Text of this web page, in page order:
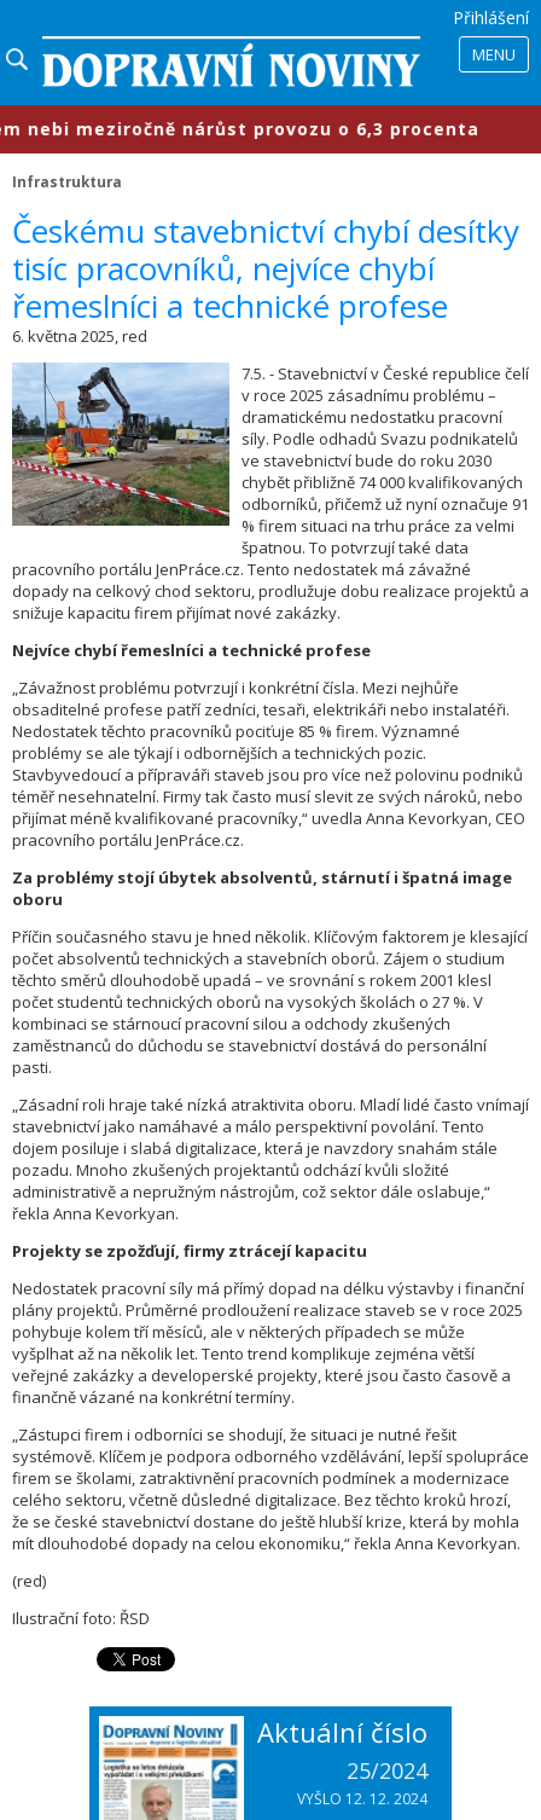
Přihlášení
MENU
meziročně nárůst provozu o 6,3 procenta
Infrastruktura
​Českému stavebnictví chybí desítky
tisíc pracovníků, nejvíce chybí
řemeslníci a technické profese
6. května 2025, red
7.5. - Stavebnictví v České republice čelí
v roce 2025 zásadnímu problému –
dramatickému nedostatku pracovní
síly. Podle odhadů Svazu podnikatelů
ve stavebnictví bude do roku 2030
chybět přibližně 74 000 kvalifikovaných
odborníků, přičemž už nyní označuje 91
% firem situaci na trhu práce za velmi
špatnou. To potvrzují také data
pracovního portálu JenPráce.cz. Tento nedostatek má závažné
dopady na celkový chod sektoru, prodlužuje dobu realizace projektů a
snižuje kapacitu firem přijímat nové zakázky.
Nejvíce chybí řemeslníci a technické profese
„Závažnost problému potvrzují i konkrétní čísla. Mezi nejhůře
obsaditelné profese patří zedníci, tesaři, elektrikáři nebo instalatéři.
Nedostatek těchto pracovníků pociťuje 85 % firem. Významné
problémy se ale týkají i odbornějších a technických pozic.
Stavbyvedoucí a přípraváři staveb jsou pro více než polovinu podniků
téměř nesehnatelní. Firmy tak často musí slevit ze svých nároků, nebo
přijímat méně kvalifikované pracovníky,“ uvedla Anna Kevorkyan, CEO
pracovního portálu JenPráce.cz.
Za problémy stojí úbytek absolventů, stárnutí i špatná image
oboru
Příčin současného stavu je hned několik. Klíčovým faktorem je klesající
počet absolventů technických a stavebních oborů. Zájem o studium
těchto směrů dlouhodobě upadá – ve srovnání s rokem 2001 klesl
počet studentů technických oborů na vysokých školách o 27 %. V
kombinaci se stárnoucí pracovní silou a odchody zkušených
zaměstnanců do důchodu se stavebnictví dostává do personální
pasti.
„Zásadní roli hraje také nízká atraktivita oboru. Mladí lidé často vnímají
stavebnictví jako namáhavé a málo perspektivní povolání. Tento
dojem posiluje i slabá digitalizace, která je navzdory snahám stále
pozadu. Mnoho zkušených projektantů odchází kvůli složité
administrativě a nepružným nástrojům, což sektor dále oslabuje,“
řekla Anna Kevorkyan.
Projekty se zpožďují, firmy ztrácejí kapacitu
Nedostatek pracovní síly má přímý dopad na délku výstavby i finanční
plány projektů. Průměrné prodloužení realizace staveb se v roce 2025
pohybuje kolem tří měsíců, ale v některých případech se může
vyšplhat až na několik let. Tento trend komplikuje zejména větší
veřejné zakázky a developerské projekty, které jsou často časově a
finančně vázané na konkrétní termíny.
„Zástupci firem i odborníci se shodují, že situaci je nutné řešit
systémově. Klíčem je podpora odborného vzdělávání, lepší spolupráce
firem se školami, zatraktivnění pracovních podmínek a modernizace
celého sektoru, včetně důsledné digitalizace. Bez těchto kroků hrozí,
že se české stavebnictví dostane do ještě hlubší krize, která by mohla
mít dlouhodobé dopady na celou ekonomiku,“ řekla Anna Kevorkyan.
(red)
Ilustrační foto: ŘSD
Aktuální číslo
25/2024
VYŠLO 12. 12. 2024